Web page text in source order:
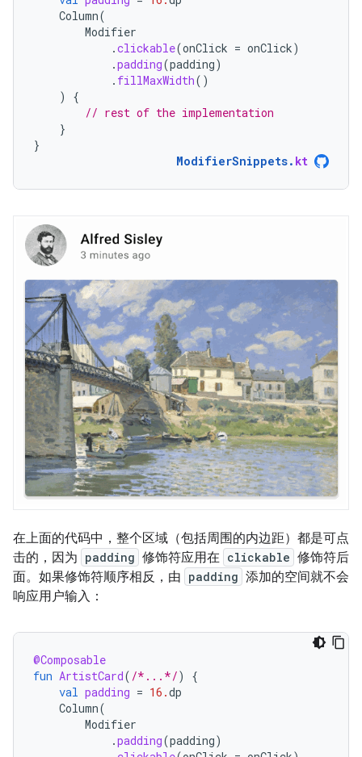
Column(
Modifier
.clickable(onClick = onClick)
.padding(padding)
. fillMaxWidth()
)
{
// rest of the implementation
}
}
ModifierSnippets. kt
在上面的代码中，整个区域（包括周围的内边距）都是可点
击的，因为 padding 修饰符应用在 clickable 修饰符后
面。 如果修饰符顺序相反，由 padding 添加的空间就不会
响应用户输入：
@Composable
fun ArtistCard( /*...*/)
{
val padding = 16.dp
Column(
Modifier
.padding(padding)